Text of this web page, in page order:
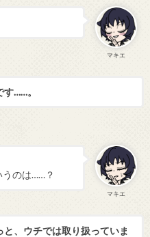
マキエ
……。
マキエ
うのは……？
、ウチでは取り扱っていま